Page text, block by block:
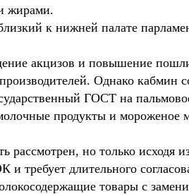
жирами.
к нижней палате
акцизов и повышение
Однако кабмин
ГОСТ на
продукты и мороженое
рассмотрен, но только исходя
требует длительного
товары с